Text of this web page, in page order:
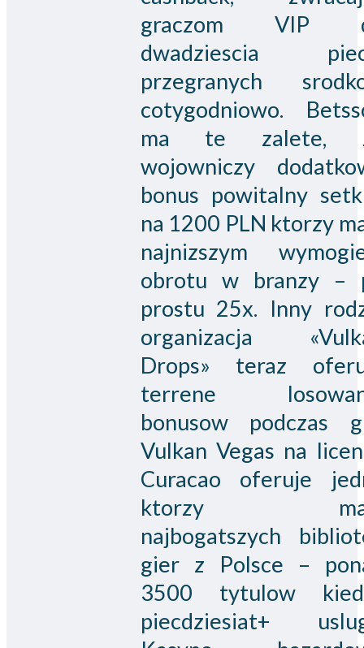
graczom VIP
dwadziescia
przegranych
cotygodniowo.
ma te zalete,
wojowniczy
bonus powitalny
na 1200 PLN ktorzy
najnizszym
obrotu w branzy –
prostu 25x. Inny
organizacja
Drops» teraz
terrene
bonusow podczas
Vulkan Vegas na
Curacao oferuje
ktorzy
najbogatszych
gier z Polsce –
3500 tytulow
piecdziesiat+